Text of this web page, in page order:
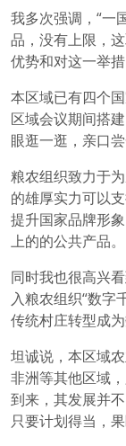
我多次强调，“一
品，没有上限，
优势和对这一举措
本区域已有四个
区域会议期间搭
眼逛一逛，亲口尝
粮农组织致力于
的雄厚实力可以
提升国家品牌形
上的的公共产品。
同时我也很高兴
入粮农组织“数字
传统村庄转型成为
坦诚说，本区域
非洲等其他区域
到来，其发展并
只要计划得当，